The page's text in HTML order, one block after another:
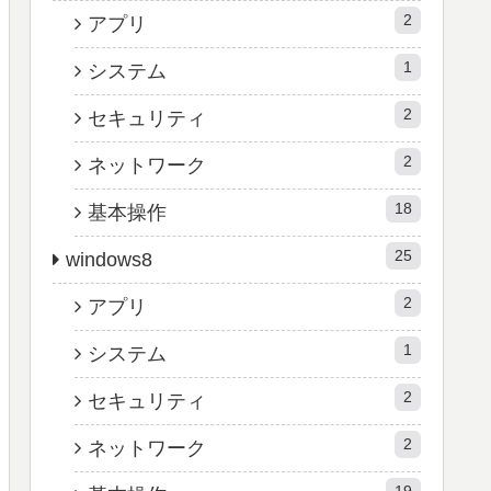
アプリ 2
システム 1
セキュリティ 2
ネットワーク 2
基本操作 18
windows8 25
アプリ 2
システム 1
セキュリティ 2
ネットワーク 2